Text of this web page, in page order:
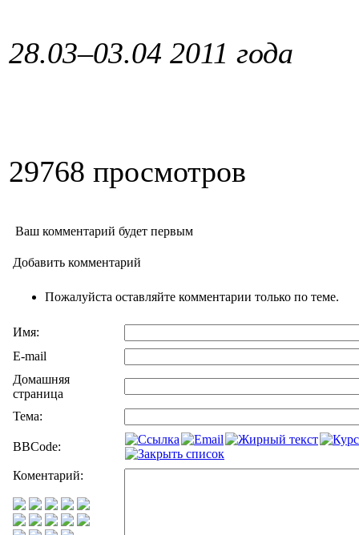
28.03–03.04 2011 года
29768 просмотров
Ваш комментарий будет первым
Добавить комментарий
Пожалуйста оставляйте комментарии только по теме.
Имя:
E-mail
Домашняя
страница
Тема:
BBCode:
Коментарий: